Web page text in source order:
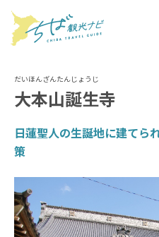
大本山誕生寺
日蓮聖人の生誕地に建てら
策